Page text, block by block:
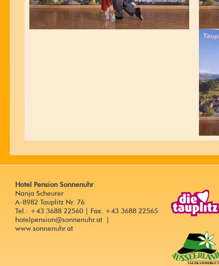
Hotel Pension Sonnenuhr
Nanja Scheurer
A-8982 Tauplitz Nr. 76
Tel.: +43 3688 22560 | Fax: +43 3688 22565
hotelpension@sonnenuhr.at |
www.sonnenuhr.at